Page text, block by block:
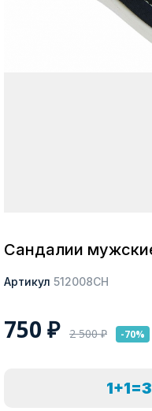
Сандалии
Артикул 512008СН
750 ₽ 2 500₽ -70%
1+1=3